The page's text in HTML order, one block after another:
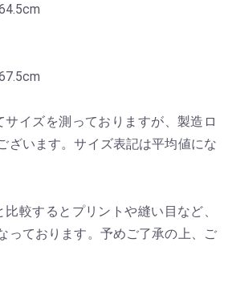
イズを測っておりますが、製造ロ
ざいます。サイズ表記は平均値にな
較するとプリントや縫い目など、
っております。予めご了承の上、ご